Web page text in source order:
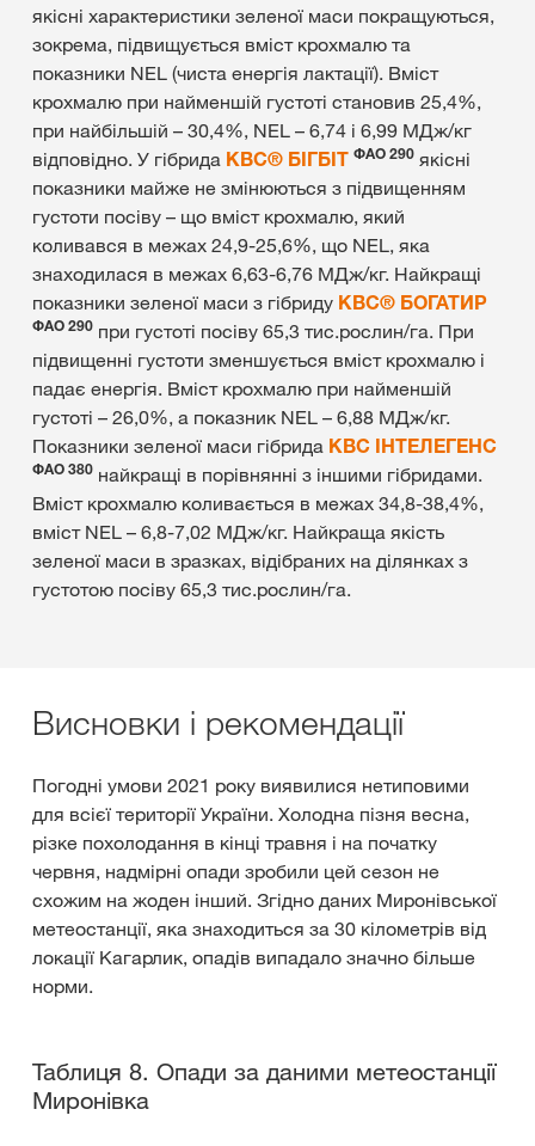
якісні характеристики зеленої маси покращуються,
зокрема, підвищується вміст крохмалю та
показники NEL (чиста енергія лактації). Вміст
крохмалю при найменшій густоті становив 25,4%,
при найбільшій – 30,4%, NEL – 6,74 і 6,99 МДж/кг
відповідно. У гібрида КВС® БІГБІТ ФАО 290 якісні
показники майже не змінюються з підвищенням
густоти посіву – що вміст крохмалю, який
коливався в межах 24,9-25,6%, що NEL, яка
знаходилася в межах 6,63-6,76 МДж/кг. Найкращі
показники зеленої маси з гібриду КВС® БОГАТИР
ФАО 290 при густоті посіву 65,3 тис.рослин/га. При
підвищенні густоти зменшується вміст крохмалю і
падає енергія. Вміст крохмалю при найменшій
густоті – 26,0%, а показник NEL – 6,88 МДж/кг.
Показники зеленої маси гібрида КВС ІНТЕЛЕГЕНС
ФАО 380 найкращі в порівнянні з іншими гібридами.
Вміст крохмалю коливається в межах 34,8-38,4%,
вміст NEL – 6,8-7,02 МДж/кг. Найкраща якість
зеленої маси в зразках, відібраних на ділянках з
густотою посіву 65,3 тис.рослин/га.
Висновки і рекомендації
Погодні умови 2021 року виявилися нетиповими
для всієї території України. Холодна пізня весна,
різке похолодання в кінці травня і на початку
червня, надмірні опади зробили цей сезон не
схожим на жоден інший. Згідно даних Миронівської
метеостанції, яка знаходиться за 30 кілометрів від
локації Кагарлик, опадів випадало значно більше
норми.
Таблиця 8. Опади за даними метеостанції
Миронівка